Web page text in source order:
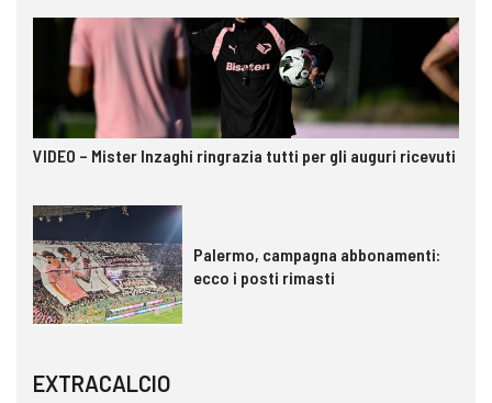
VIDEO – Mister Inzaghi ringrazia tutti per gli auguri ricevuti
Palermo, campagna abbonamenti:
ecco i posti rimasti
EXTRACALCIO